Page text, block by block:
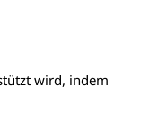
wird, indem